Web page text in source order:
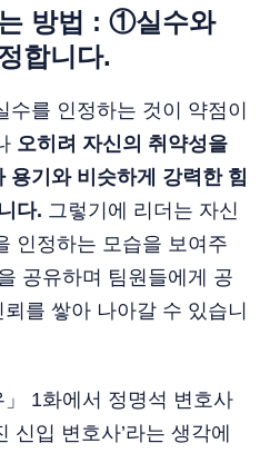
방법 : ①실수와
합니다.
수를 인정하는 것이 약점이
오히려 자신의 취약성을
용기와 비슷하게 강력한 힘
다. 그렇기에 리더는 자신
인정하는 모습을 보여주
공유하며 팀원들에게 공
를 쌓아 나아갈 수 있습니
」 1화에서 정명석 변호사
신입 변호사’라는 생각에